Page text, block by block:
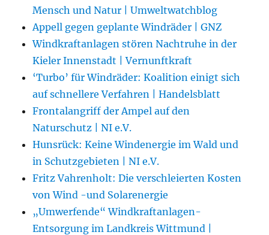
Mensch und Natur | Umweltwatchblog
Appell gegen geplante Windräder | GNZ
Windkraftanlagen stören Nachtruhe in der
Kieler Innenstadt | Vernunftkraft
‘Turbo’ für Windräder: Koalition einigt sich
auf schnellere Verfahren | Handelsblatt
Frontalangriff der Ampel auf den
Naturschutz | NI e.V.
Hunsrück: Keine Windenergie im Wald und
in Schutzgebieten | NI e.V.
Fritz Vahrenholt: Die verschleierten Kosten
von Wind -und Solarenergie
„Umwerfende“ Windkraftanlagen-
Entsorgung im Landkreis Wittmund |